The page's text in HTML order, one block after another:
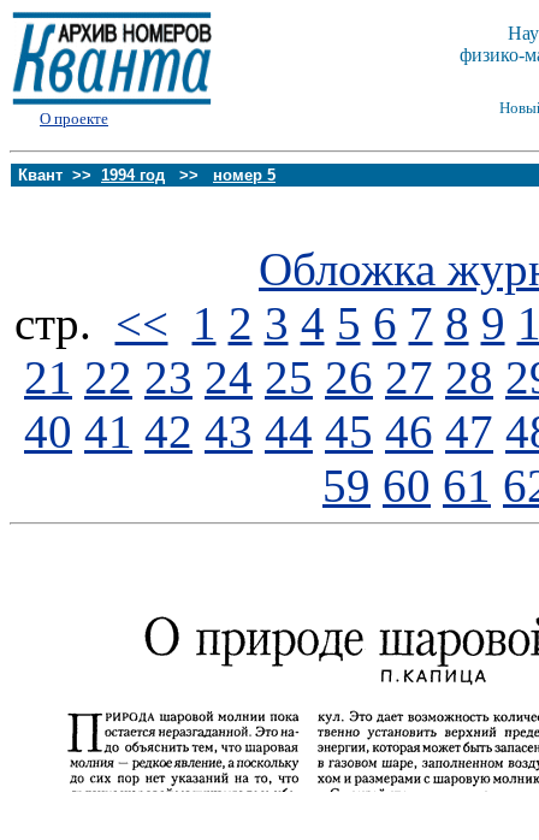
О проекте
физико-
Квант >> 1994 год >> номер 5
Обложка
стp. << 1 2 3 4 5 6 7 8 9
21 22 23 24 25 26 27 28
40 41 42 43 44 45 46 47
59 60 61